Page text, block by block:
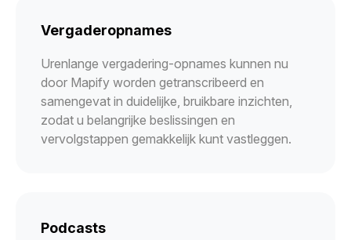
Vergaderopnames
Urenlange vergadering-opnames kunnen nu
door Mapify worden getranscribeerd en
samengevat in duidelijke, bruikbare inzichten,
zodat u belangrijke beslissingen en
vervolgstappen gemakkelijk kunt vastleggen.
Podcasts